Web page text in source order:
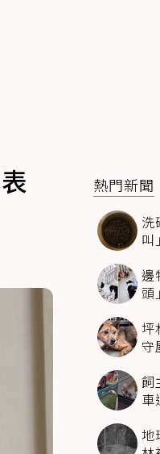
熱門新聞
洗
叫
邊
頭
坪
守
飼
車
地